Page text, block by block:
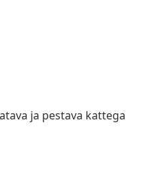
ja pestava kattega